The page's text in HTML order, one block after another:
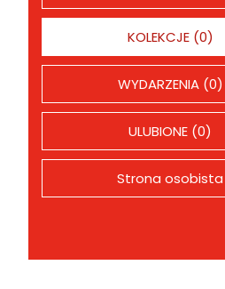
KOLEKCJE (0)
WYDARZENIA (0)
ULUBIONE (0)
Strona osobista